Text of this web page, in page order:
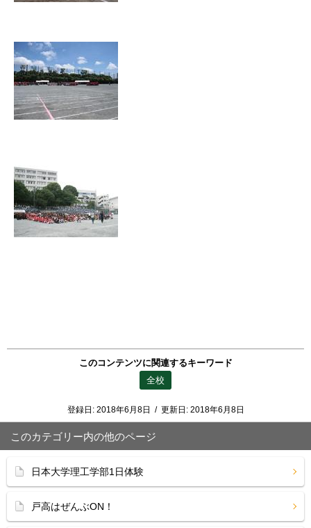
このコンテンツに関連するキーワード
全校
登録日: 2018年6月8日 / 更新日: 2018年6月8日
このカテゴリー内の他のページ
日本大学理工学部1日体験
戸高はぜんぶON！